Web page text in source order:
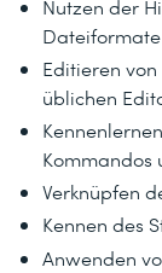
Nutzen der
Editieren
üblichen
Kommandos
Verknüpfen
Kennen des
Anwenden